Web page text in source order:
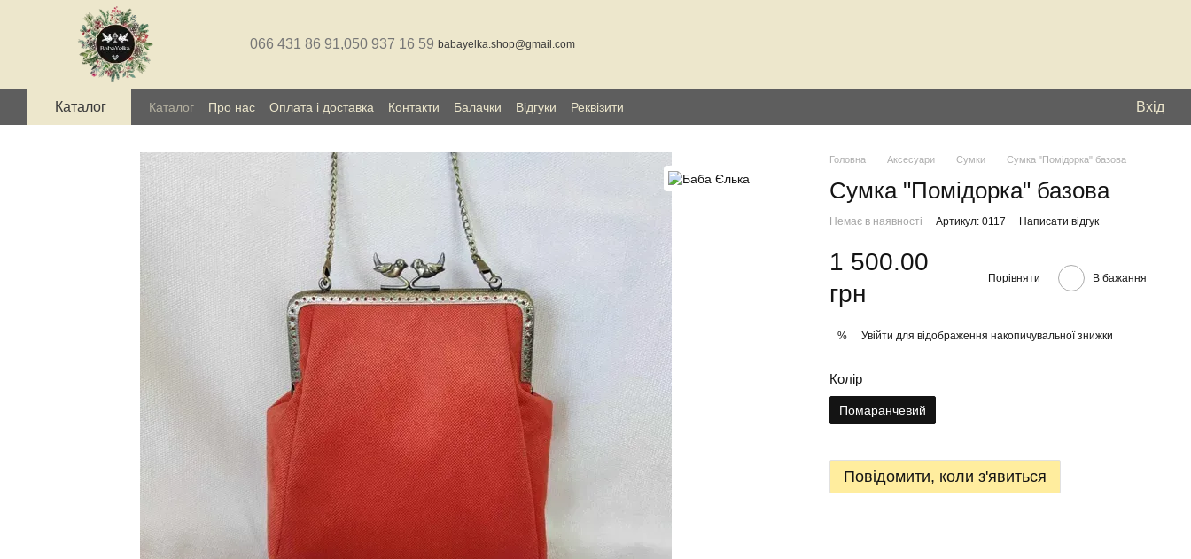
Перейти до основного контенту
066 431 86 91,050 937 16 59 babayelka.shop@gmail.com
Каталог Каталог Про нас Оплата і доставка Контакти Балачки Відгуки Реквізити Вхід
Головна Аксесуари Сумки Сумка "Помідорка" базова
Сумка "Помідорка" базова
Немає в наявності Артикул: 0117 Написати відгук
1 500.00
грн
Порівняти В бажання
% Увійти для відображення накопичувальної знижки
Колір
Помаранчевий
Повідомити, коли з'явиться